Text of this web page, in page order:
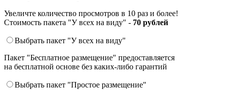
Увеличте количество просмотров в 10 раз и более!
Стоимость пакета "У всех на виду" - 70 рублей
Выбрать пакет "У всех на виду"
Пакет "Бесплатное размещение" предоставляется
на бесплатной основе без каких-либо гарантий
Выбрать пакет "Простое размещение"